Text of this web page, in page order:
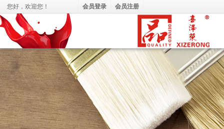
您好， 欢迎您！ 会员登录 会员注册